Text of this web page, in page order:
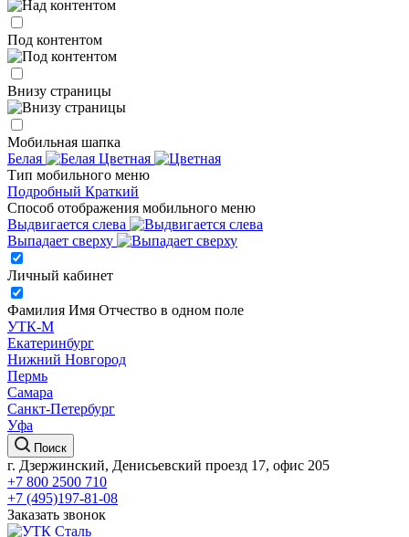
Под контентом
Внизу страницы
Мобильная шапка
Белая
Цветная
Тип мобильного меню
Подробный Краткий
Способ отображения мобильного меню
Выдвигается слева
Выпадает сверху
Личный кабинет
Фамилия Имя Отчество в одном поле
УТК-М
Екатеринбург
Нижний Новгород
Пермь
Самара
Санкт-Петербург
Уфа
Поиск
г. Дзержинский, Денисьевский проезд 17, офис 205
+7 800 2500 710
+7 (495)197-81-08
Заказать звонок